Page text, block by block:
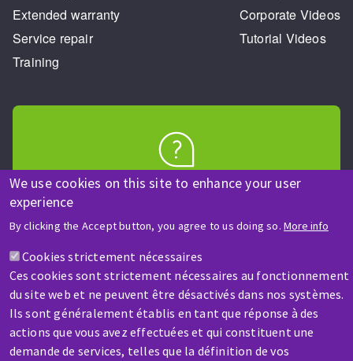
We use cookies on this site to enhance your user
experience
By clicking the Accept button, you agree to us doing so. More info
Cookies strictement nécessaires
Ces cookies sont strictement nécessaires au fonctionnement
du site web et ne peuvent être désactivés dans nos systèmes.
Ils sont généralement établis en tant que réponse à des
actions que vous avez effectuées et qui constituent une
demande de services, telles que la définition de vos
Extended warranty
Service repair
Training
Corporate Videos
Tutorial Videos
HELP & CONTACT
A question? Information about?
Contact-us